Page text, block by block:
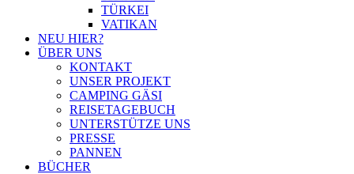
TÜRKEI
VATIKAN
NEU HIER?
ÜBER UNS
KONTAKT
UNSER PROJEKT
CAMPING GÄSI
REISETAGEBUCH
UNTERSTÜTZE UNS
PRESSE
PANNEN
BÜCHER